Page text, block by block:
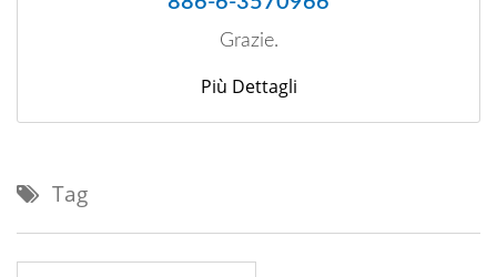
Grazie.
Più Dettagli
Tag